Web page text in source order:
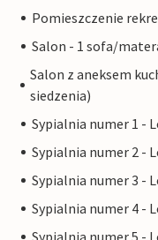
Pomieszczenie
Salon - 1 sofa/
Salon z aneksem
siedzenia)
Sypialnia numer 1 -
Sypialnia numer 2 -
Sypialnia numer 3 -
Sypialnia numer 4 -